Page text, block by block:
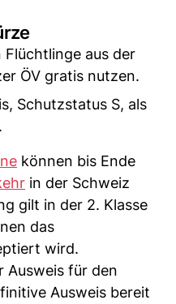
Flüchtlinge aus der
ÖV gratis nutzen.
Schutzstatus S, als
können bis Ende
in der Schweiz
gilt in der 2. Klasse
das
wird.
Ausweis für den
Ausweis bereit